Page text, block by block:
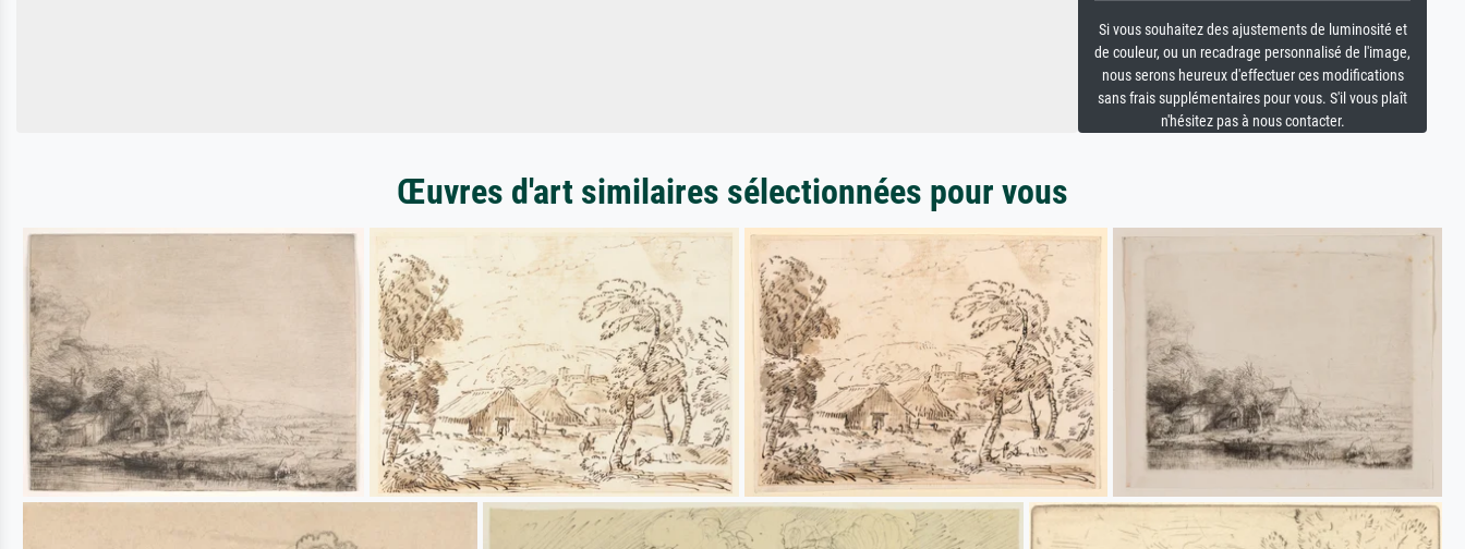
Si vous souhaitez des ajustements de luminosité et
de couleur, ou un recadrage personnalisé de l'image,
nous serons heureux d'effectuer ces modifications
sans frais supplémentaires pour vous. S'il vous plaît
n'hésitez pas à nous contacter.
Œuvres d'art similaires sélectionnées pour vous